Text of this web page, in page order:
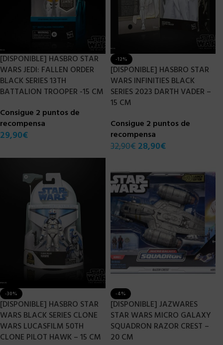
[DISPONIBLE] HASBRO STAR
WARS JEDI: FALLEN ORDER
BLACK SERIES 13TH
BATTALION TROOPER -15 CM
Consigue 2 puntos de
recompensa
29,90€
-12%
[DISPONIBLE] HASBRO STAR
WARS INFINITIES BLACK
SERIES 2023 DARTH VADER –
15 CM
Consigue 2 puntos de
recompensa
32,90€ 28,90€
-30%
[DISPONIBLE] HASBRO STAR
WARS BLACK SERIES CLONE
WARS LUCASFILM 50TH
CLONE PILOT HAWK – 15 CM
-4%
[DISPONIBLE] JAZWARES
STAR WARS MICRO GALAXY
SQUADRON RAZOR CREST –
20 CM